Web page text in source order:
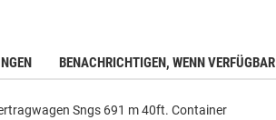
BENACHRICHTIGEN, WENN VERFÜGBAR
Sngs 691 m 40ft. Container